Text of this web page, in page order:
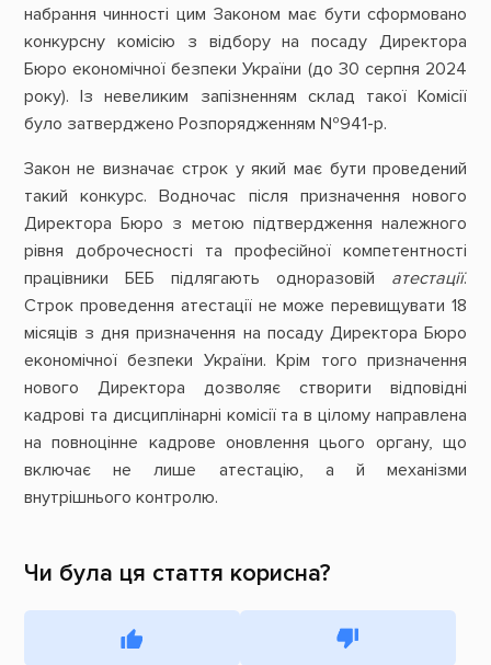
набрання чинності цим Законом має бути сформовано
конкурсну комісію з відбору на посаду Директора
Бюро економічної безпеки України (до 30 серпня 2024
року). Із невеликим запізненням склад такої Комісії
було затверджено Розпорядженням №941-р.
Закон не визначає строк у який має бути проведений
такий конкурс. Водночас після призначення нового
Директора Бюро з метою підтвердження належного
рівня доброчесності та професійної компетентності
працівники БЕБ підлягають одноразовій атестації.
Строк проведення атестації не може перевищувати 18
місяців з дня призначення на посаду Директора Бюро
економічної безпеки України. Крім того призначення
нового Директора дозволяє створити відповідні
кадрові та дисциплінарні комісії та в цілому направлена
на повноцінне кадрове оновлення цього органу, що
включає не лише атестацію, а й механізми
внутрішнього контролю.
Чи була ця стаття корисна?